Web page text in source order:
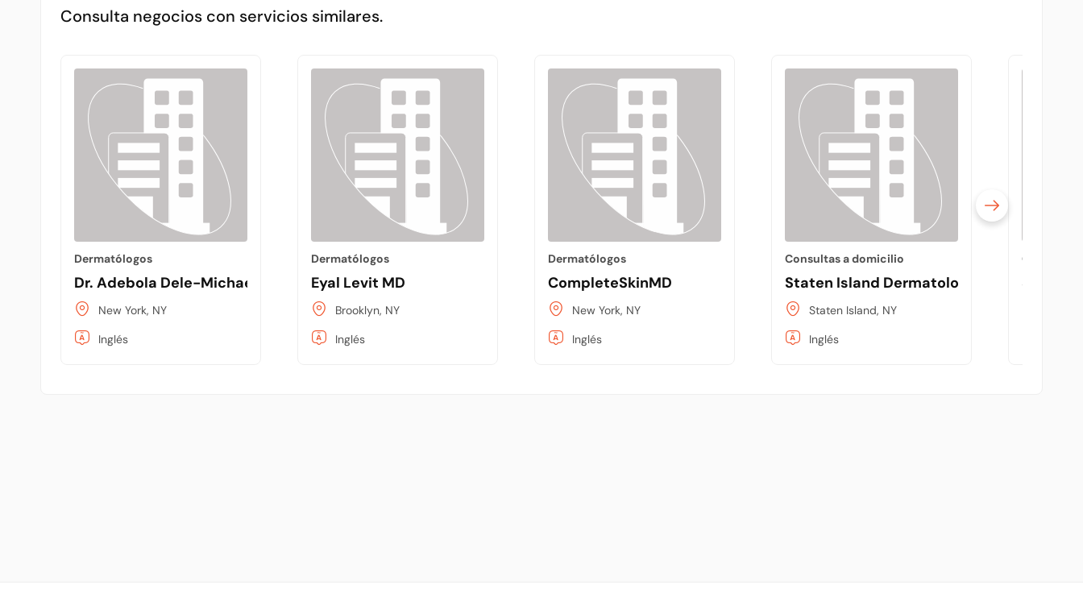
Consulta negocios con servicios similares.
Dermatólogos
Dr. Adebola Dele-Michael, MD
New York, NY
Inglés
Dermatólogos
Eyal Levit MD
Brooklyn, NY
Inglés
Dermatólogos
CompleteSkinMD
New York, NY
Inglés
Consultas a domicilio
Staten Island Dermatology
Staten Island, NY
Inglés
Consultas
Sara